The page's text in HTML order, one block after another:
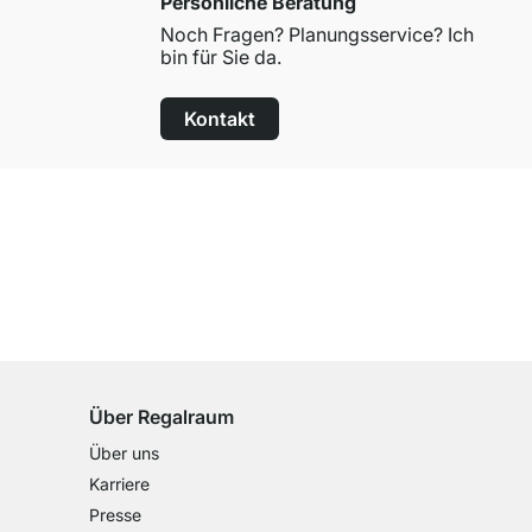
Noch Fragen? Planungsservice? Ich
bin für Sie da.
Kontakt
Über Regalraum
Über uns
Karriere
Presse